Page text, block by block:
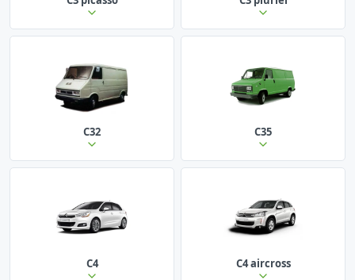
C32 C35
C4 C4 aircross